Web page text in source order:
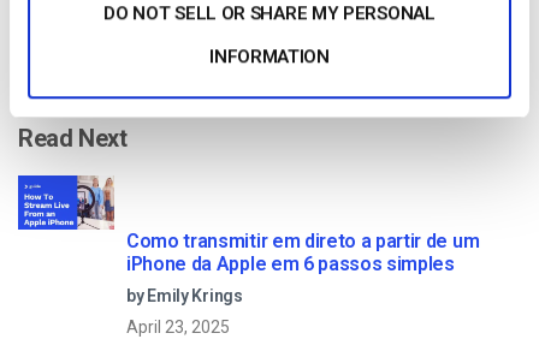
DO NOT SELL OR SHARE MY PERSONAL
INFORMATION
10 GB of bandwidth
Read Next
Como transmitir em direto a partir de um
iPhone da Apple em 6 passos simples
by Emily Krings
April 23, 2025